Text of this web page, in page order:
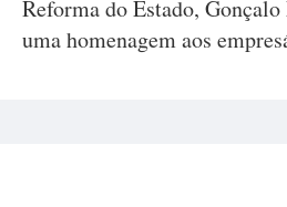
Reforma do Estado,
uma homenagem aos